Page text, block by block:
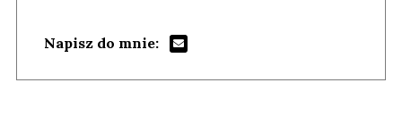
Napisz do mnie: